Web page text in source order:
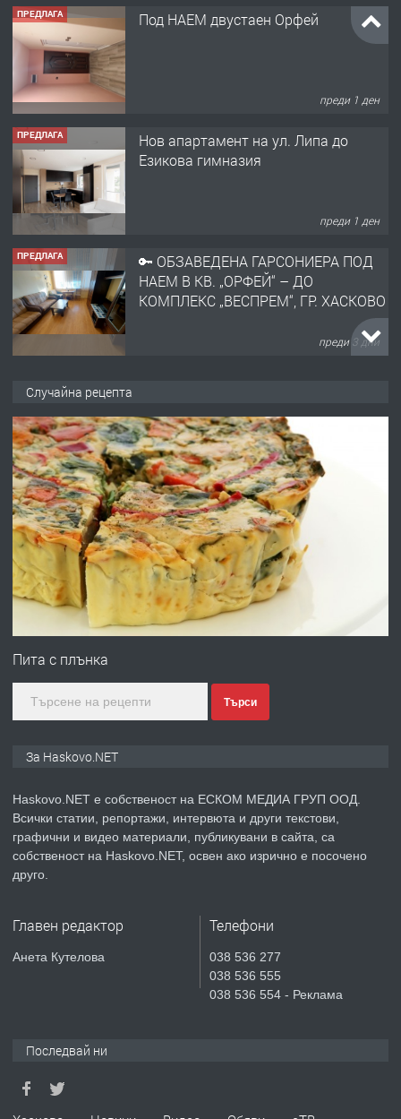
ПРЕДЛАГА Под НАЕМ двустаен Орфей
преди 1 ден
ПРЕДЛАГА
Нов апартамент на ул. Липа до
Езикова гимназия
преди 1 ден
ПРЕДЛАГА
🔑 ОБЗАВЕДЕНА ГАРСОНИЕРА ПОД
НАЕМ В КВ. „ОРФЕЙ“ – ДО
КОМПЛЕКС „ВЕСПРЕМ“, ГР. ХАСКОВО
преди 3 дни
АПАРТАМЕНТ В ЦЕНТЪРА НА ГР.
ХАСКОВО
преди 4 дни
ПРЕДЛАГА Давам гараж под наем
№4120 Магазин/Офис под наем в кв.
преди 5 дни
ПРЕДЛАГА
Продавам парцел в гр. Хасково кв.
СГЛОБЯВАНЕ НА МЕБЕЛИ.
Случайна рецепта
Пита с плънка
Търси
За Haskovo.NET
Haskovo.NET е собственост на ЕСКОМ МЕДИА ГРУП ООД.
Всички статии, репортажи, интервюта и други текстови,
графични и видео материали, публикувани в сайта, са
собственост на Haskovo.NET, освен ако изрично е посочено
друго.
Главен редактор
Анета Кутелова
Телефони
038 536 277
038 536 555
038 536 554 - Реклама
Последвай ни